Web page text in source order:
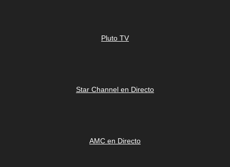
Pluto TV
Star Channel en Directo
AMC en Directo